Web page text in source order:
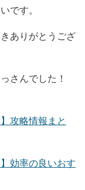
です。
ありがとうござ
さんでした！
】攻略情報まと
】効率の良いおす